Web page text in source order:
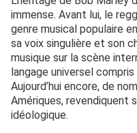
immense. Avant lui, le
genre musical populaire
sa voix singulière et son
musique sur la scène
langage universel
Aujourd’hui encore, de
Amériques, revendiquent
idéologique.